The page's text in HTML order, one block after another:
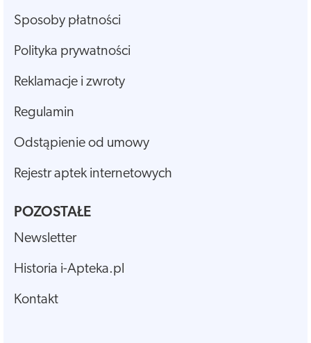
Sposoby płatności
Polityka prywatności
Reklamacje i zwroty
Regulamin
Odstąpienie od umowy
Rejestr aptek internetowych
POZOSTAŁE
Newsletter
Historia i-Apteka.pl
Kontakt